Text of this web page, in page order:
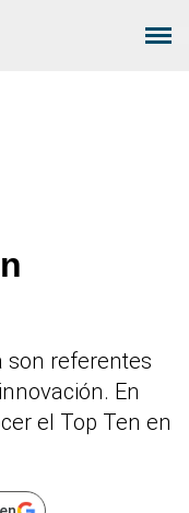
son referentes
En
el Top Ten en